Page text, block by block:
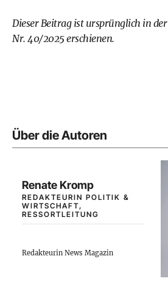
Dieser Beitrag ist ursprünglich in der
Nr. 40/2025 erschienen.
Über die Autoren
Renate Kromp
REDAKTEURIN POLITIK &
WIRTSCHAFT,
RESSORTLEITUNG
Redakteurin News Magazin